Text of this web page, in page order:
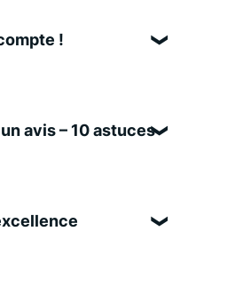
!
avis – 10 astuces